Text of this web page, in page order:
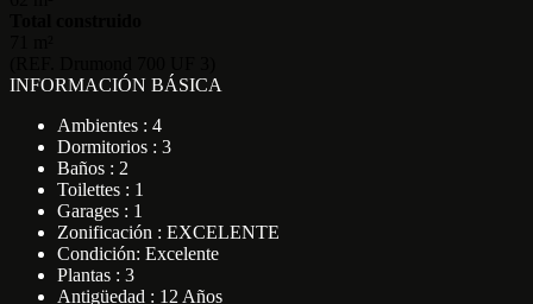
INFORMACIÓN BÁSICA
Ambientes : 4
Dormitorios : 3
Baños : 2
Toilettes : 1
Garages : 1
Zonificación : EXCELENTE
Condición: Excelente
Plantas : 3
Antigüedad : 12 Años